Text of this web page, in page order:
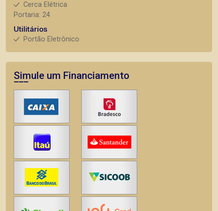
Cerca Elétrica
Portaria: 24
Utilitários
Portão Eletrônico
Simule um Financiamento